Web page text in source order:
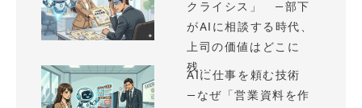
クライシス」 —部下
がAIに相談する時代、
上司の価値はどこに
残...
AIに仕事を頼む技術
—なぜ「営業資料を作